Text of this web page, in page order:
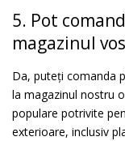
5. Pot
magazinul
Da, puteți comanda
la magazinul nostru
populare potrivite
exterioare, inclusiv